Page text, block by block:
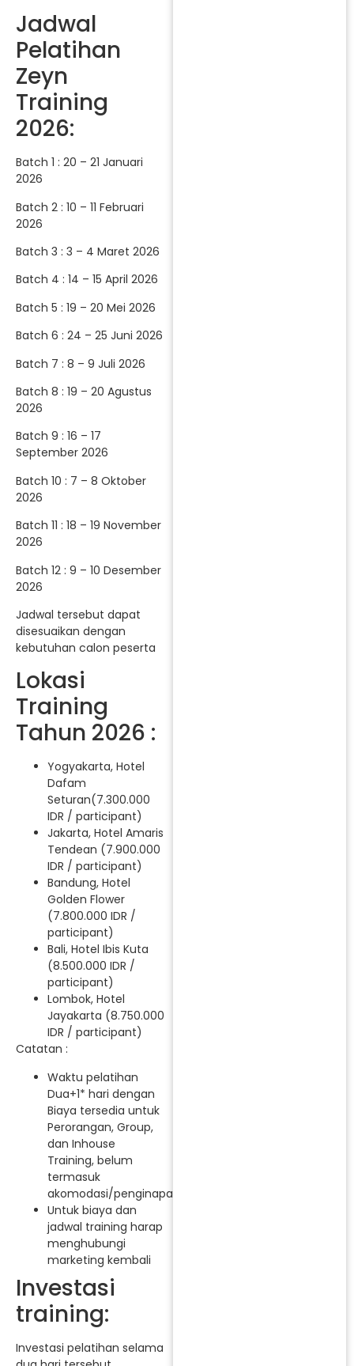
Jadwal
Pelatihan
Zeyn
Training
2026:
Batch 1 : 20 – 21 Januari
2026
Batch 2 : 10 – 11 Februari
2026
Batch 3 : 3 – 4 Maret 2026
Batch 4 : 14 – 15 April 2026
Batch 5 : 19 – 20 Mei 2026
Batch 6 : 24 – 25 Juni 2026
Batch 7 : 8 – 9 Juli 2026
Batch 8 : 19 – 20 Agustus
2026
Batch 9 : 16 – 17
September 2026
Batch 10 : 7 – 8 Oktober
2026
Batch 11 : 18 – 19 November
2026
Batch 12 : 9 – 10 Desember
2026
Jadwal tersebut dapat
disesuaikan dengan
kebutuhan calon peserta
Lokasi
Training
Tahun 2026 :
Yogyakarta, Hotel
Dafam
Seturan(7.300.000
IDR / participant)
Jakarta, Hotel Amaris
Tendean (7.900.000
IDR / participant)
Bandung, Hotel
Golden Flower
(7.800.000 IDR /
participant)
Bali, Hotel Ibis Kuta
(8.500.000 IDR /
participant)
Lombok, Hotel
Jayakarta (8.750.000
IDR / participant)
Catatan :
Waktu pelatihan
Dua+1* hari dengan
Biaya tersedia untuk
Perorangan, Group,
dan Inhouse
Training, belum
termasuk
akomodasi/penginapan.
Untuk biaya dan
jadwal training harap
menghubungi
marketing kembali
Investasi
training:
Investasi pelatihan selama